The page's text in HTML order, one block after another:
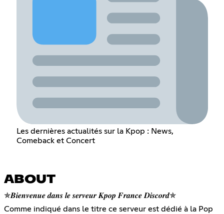
Les dernières actualités sur la Kpop : News,
Comeback et Concert
ABOUT
✯𝑩𝒊𝒆𝒏𝒗𝒆𝒏𝒖𝒆 𝒅𝒂𝒏𝒔 𝒍𝒆 𝒔𝒆𝒓𝒗𝒆𝒖𝒓 𝑲𝒑𝒐𝒑 𝑭𝒓𝒂𝒏𝒄𝒆 𝑫𝒊𝒔𝒄𝒐𝒓𝒅✯
Comme indiqué dans le titre ce serveur est dédié à la Pop